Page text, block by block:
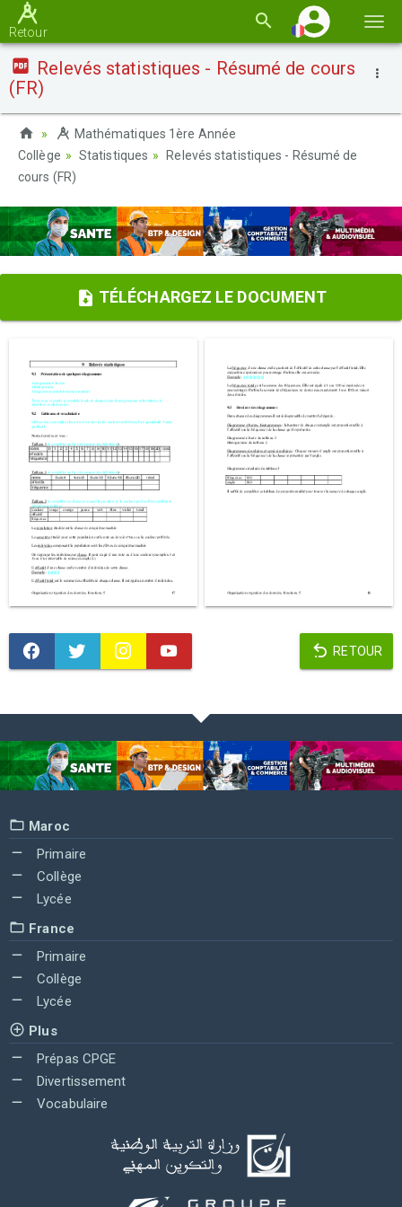
la
Retour
Relevés statistiques - Résumé de cours
(FR)
Mathématiques 1ère Année
Collège
Statistiques
Relevés statistiques - Résumé de
cours (FR)
TÉLÉCHARGEZ LE DOCUMENT
RETOUR
Maroc
Primaire
Collège
Lycée
France
Primaire
Collège
Lycée
Plus
Prépas CPGE
Divertissement
Vocabulaire